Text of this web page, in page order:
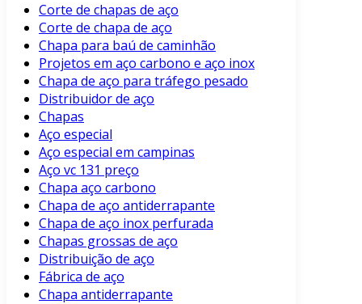
Corte de chapas de aço
Corte de chapa de aço
Chapa para baú de caminhão
Projetos em aço carbono e aço inox
Chapa de aço para tráfego pesado
Distribuidor de aço
Chapas
Aço especial
Aço especial em campinas
Aço vc 131 preço
Chapa aço carbono
Chapa de aço antiderrapante
Chapa de aço inox perfurada
Chapas grossas de aço
Distribuição de aço
Fábrica de aço
Chapa antiderrapante